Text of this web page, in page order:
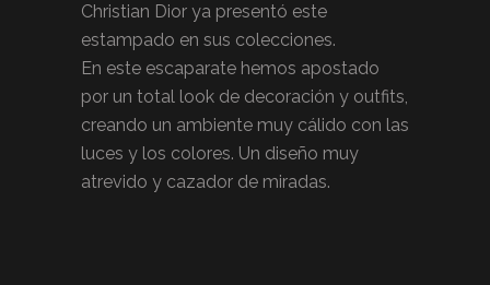
Christian Dior ya presentó este
estampado en sus colecciones.
En este escaparate hemos apostado
por un total look de decoración y outfits,
creando un ambiente muy cálido con las
luces y los colores. Un diseño muy
atrevido y cazador de miradas.